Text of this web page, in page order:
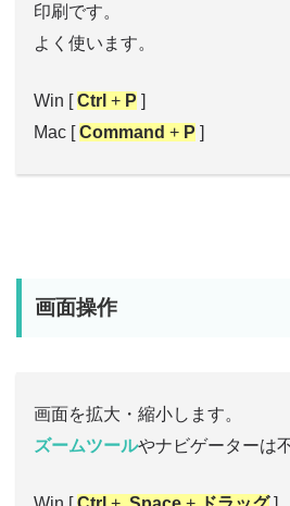
印刷です。
よく使います。
Win [Ctrl + P ]
Mac [Command + P ]
画面操作
画面を拡大・縮小します。
ズームツールやナビゲーターは